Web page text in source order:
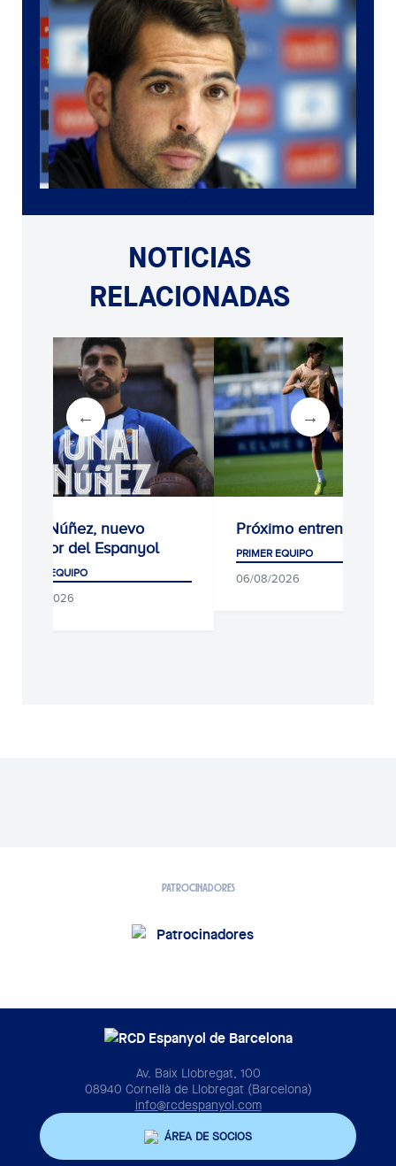
NOTICIAS
RELACIONADAS
Unai Núñez, nuevo
jugador del Espanyol
PRIMER EQUIPO
06/08/2026
Próximo
PRIMER EQUIPO
06/08/2026
PATROCINADORES
Av. Baix Llobregat, 100
08940 Cornellà de Llobregat (Barcelona)
info@rcdespanyol.com
ÁREA DE SOCIOS